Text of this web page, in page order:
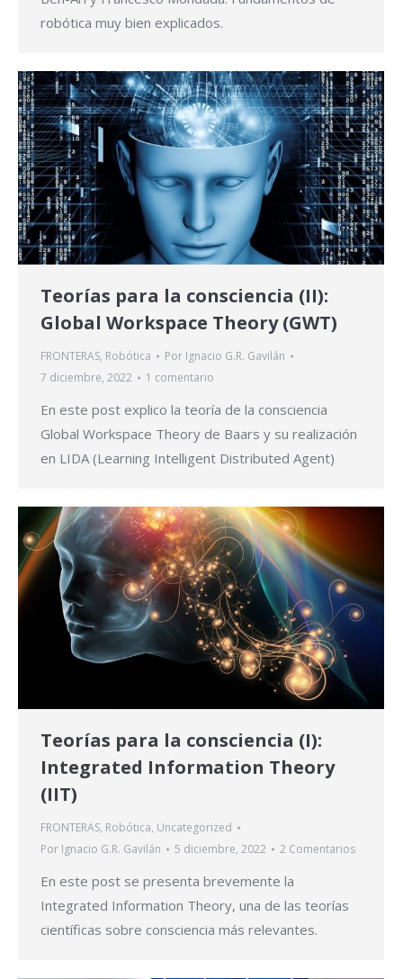
robótica muy bien explicados.
Teorías para la consciencia (II):
Global Workspace Theory (GWT)
FRONTERAS, Robótica Por Ignacio G.R. Gavilán
7 diciembre, 2022
1 comentario
En este post explico la teoría de la consciencia
Global Workspace Theory de Baars y su realización
en LIDA (Learning Intelligent Distributed Agent)
Teorías para la consciencia (I):
Integrated Information Theory
(IIT)
FRONTERAS, Robótica, Uncategorized
Por Ignacio G.R. Gavilán 5 diciembre, 2022 2 Comentarios
En este post se presenta brevemente la
Integrated Information Theory, una de las teorías
científicas sobre consciencia más relevantes.